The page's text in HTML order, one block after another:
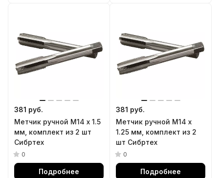
381 руб.
Метчик ручной М14 х 1.5
мм, комплект из 2 шт
Сибртех
0
Подробнее
381 руб.
Метчик ручной М14 х
1.25 мм, комплект из 2
шт Сибртех
0
Подробнее